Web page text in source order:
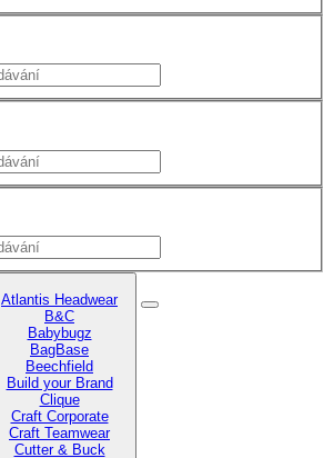
Atlantis Headwear
B&C
Babybugz
BagBase
Beechfield
Build your Brand
Clique
Craft Corporate
Craft Teamwear
Cutter & Buck